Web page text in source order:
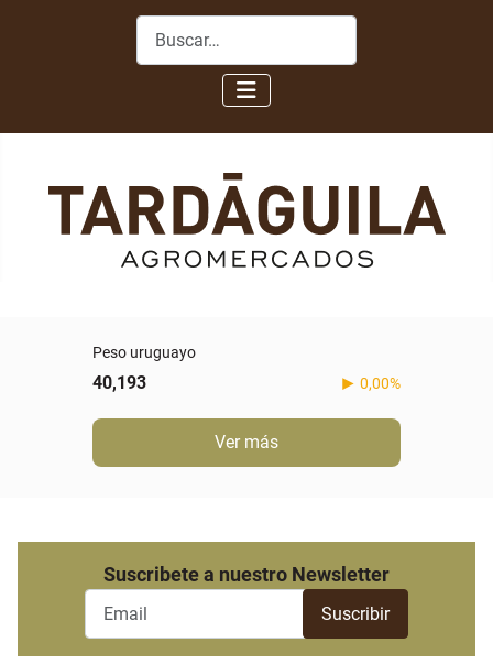
Buscar
Peso uruguayo
40,193 0,00%
Ver más
Suscribete a nuestro Newsletter